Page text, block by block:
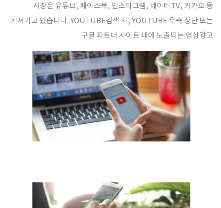
시장은 유튜브, 페이스북, 인스타그램, 네이버TV, 카카오 등
커져가고 있습니다. YOUTUBE검색 시, YOUTUBE 우측 상단 또는
구글 파트너 사이트 내에 노출되는 영상광고